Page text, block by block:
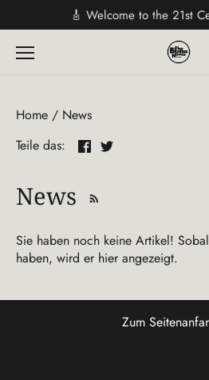
zum
Inhalt
🎸 Welcome to the 21st
Home / News
Teile das:
TeilenTwittern
News
Sie haben noch keine Artikel!
haben, wird er hier angezeigt.
Zum